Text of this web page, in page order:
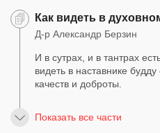
Как видеть в
Д-р Александр Берзин
И в сутрах, и в тантрах
видеть в наставнике
качеств и доброты.
Показать все части